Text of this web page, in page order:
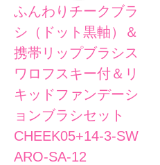
ふんわりチークブラ
シ（ドット黒軸）＆
携帯リップブラシス
ワロフスキー付＆リ
キッドファンデーシ
ョンブラシセット
CHEEK05+14-3-SW
ARO-SA-12